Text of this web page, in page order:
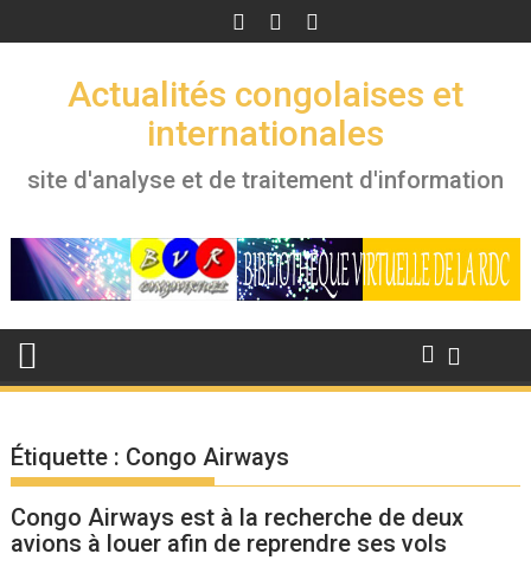
to
Actualités congolaises et
internationales
site d'analyse et de traitement d'information
Étiquette : Congo Airways
Congo Airways est à la recherche de deux
avions à louer afin de reprendre ses vols